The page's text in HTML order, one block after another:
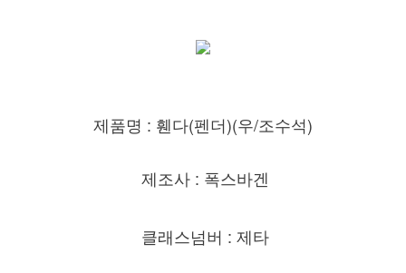
제품명 : 휀다(펜더)(우/조수석)
제조사 : 폭스바겐
클래스넘버 : 제타